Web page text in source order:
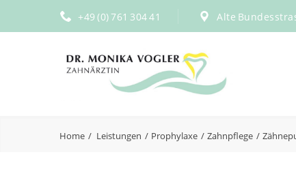
+49 (0) 761 304 41 Alte
Home Leistungen Prophylaxe Zahnpflege